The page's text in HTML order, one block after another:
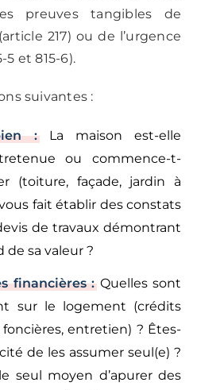
preuves tangibles de
217) ou de l’urgence
et 815-6).
suivantes :
:La maison est-elle
ou commence-t-
(toiture, façade, jardin à
fait établir des constats
de travaux démontrant
de sa valeur ?
financières :Quelles sont
sur le logement (crédits
entretien) ? Êtes-
de les assumer seul(e) ?
seul moyen d’apurer des